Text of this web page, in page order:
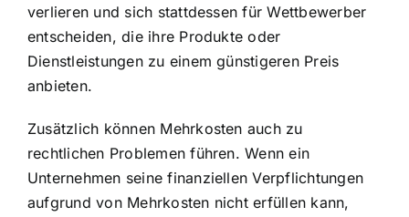
verlieren und sich stattdessen für Wettbewerber
entscheiden, die ihre Produkte oder
Dienstleistungen zu einem günstigeren Preis
anbieten.
Zusätzlich können Mehrkosten auch zu
rechtlichen Problemen führen. Wenn ein
Unternehmen seine finanziellen Verpflichtungen
aufgrund von Mehrkosten nicht erfüllen kann,